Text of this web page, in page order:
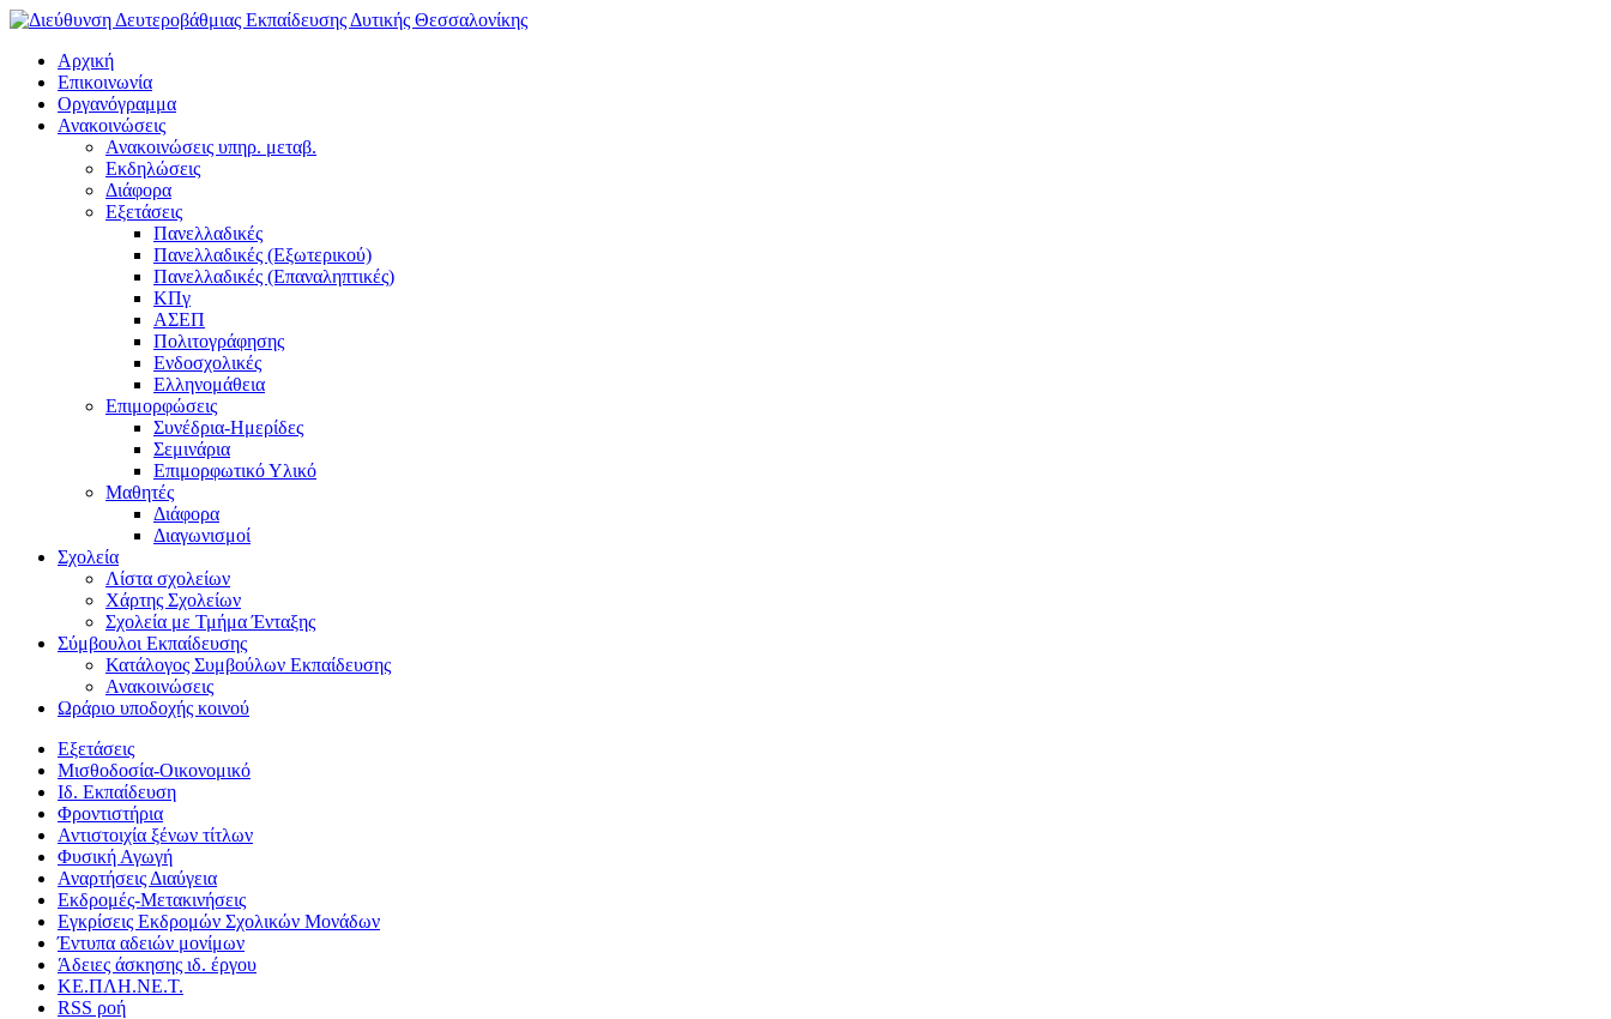
Αρχική
Επικοινωνία
Οργανόγραμμα
Ανακοινώσεις
Ανακοινώσεις υπηρ. μεταβ.
Εκδηλώσεις
Διάφορα
Εξετάσεις
Πανελλαδικές
Πανελλαδικές (Εξωτερικού)
Πανελλαδικές (Επαναληπτικές)
ΚΠγ
ΑΣΕΠ
Πολιτογράφησης
Ενδοσχολικές
Ελληνομάθεια
Επιμορφώσεις
Συνέδρια-Ημερίδες
Σεμινάρια
Επιμορφωτικό Υλικό
Μαθητές
Διάφορα
Διαγωνισμοί
Σχολεία
Λίστα σχολείων
Χάρτης Σχολείων
Σχολεία με Τμήμα Ένταξης
Σύμβουλοι Εκπαίδευσης
Κατάλογος Συμβούλων Εκπαίδευσης
Ανακοινώσεις
Ωράριο υποδοχής κοινού
Εξετάσεις
Μισθοδοσία-Οικονομικό
Ιδ. Εκπαίδευση
Φροντιστήρια
Αντιστοιχία ξένων τίτλων
Φυσική Αγωγή
Αναρτήσεις Διαύγεια
Εκδρομές-Μετακινήσεις
Εγκρίσεις Εκδρομών Σχολικών Μονάδων
Έντυπα αδειών μονίμων
Άδειες άσκησης ιδ. έργου
ΚΕ.ΠΛΗ.ΝΕ.Τ.
RSS ροή